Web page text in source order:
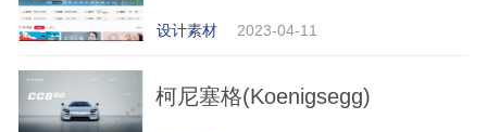
设计素材 2023-04-11
柯尼塞格(Koenigsegg)